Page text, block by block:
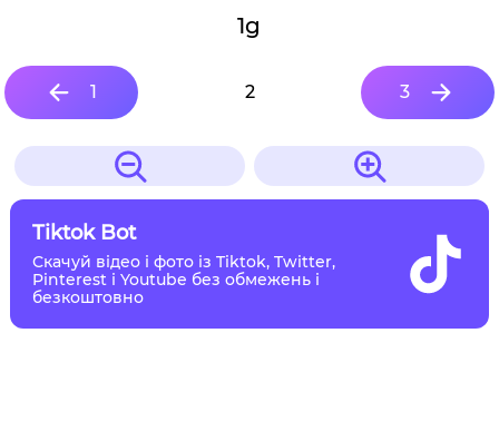
1g
1 2 3
Tiktok Bot
Скачуй відео і фото із Tiktok, Twitter,
Pinterest і Youtube без обмежень і
безкоштовно